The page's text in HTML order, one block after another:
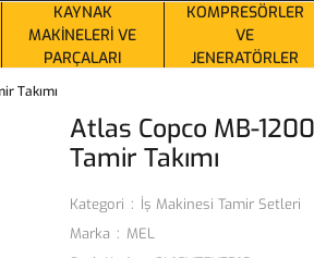
KAYNAK
MAKINELERI VE
PARÇALARI
KOMPRESÖRLER
VE
JENERATÖRLER
Takımı
Atlas Copco MB-1200
Tamir Takımı
Kategori
İş Makinesi Tamir Setleri
Marka
MEL